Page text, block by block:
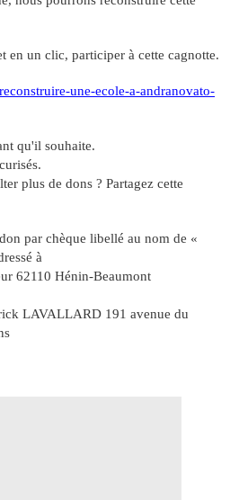
en un clic, participer à cette cagnotte.
une-ecole-a-andranovato-
qu'il souhaite.
plus de dons ? Partagez cette
par chèque libellé au nom de «
à
62110 Hénin-Beaumont
LAVALLARD 191 avenue du